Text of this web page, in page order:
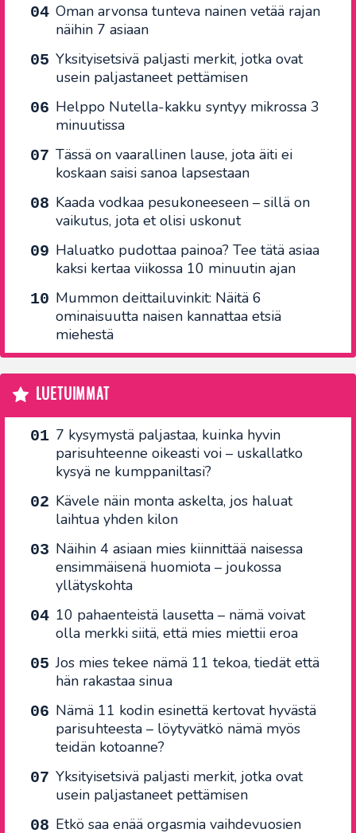
Oman arvonsa tunteva nainen vetää rajan
näihin 7 asiaan
Yksityisetsivä paljasti merkit, jotka ovat
usein paljastaneet pettämisen
Helppo Nutella-kakku syntyy mikrossa 3
minuutissa
Tässä on vaarallinen lause, jota äiti ei
koskaan saisi sanoa lapsestaan
Kaada vodkaa pesukoneeseen – sillä on
vaikutus, jota et olisi uskonut
Haluatko pudottaa painoa? Tee tätä asiaa
kaksi kertaa viikossa 10 minuutin ajan
Mummon deittailuvinkit: Näitä 6
ominaisuutta naisen kannattaa etsiä
miehestä
LUETUIMMAT
7 kysymystä paljastaa, kuinka hyvin
parisuhteenne oikeasti voi – uskallatko
kysyä ne kumppaniltasi?
Kävele näin monta askelta, jos haluat
laihtua yhden kilon
Näihin 4 asiaan mies kiinnittää naisessa
ensimmäisenä huomiota – joukossa
yllätyskohta
10 pahaenteistä lausetta – nämä voivat
olla merkki siitä, että mies miettii eroa
Jos mies tekee nämä 11 tekoa, tiedät että
hän rakastaa sinua
Nämä 11 kodin esinettä kertovat hyvästä
parisuhteesta – löytyvätkö nämä myös
teidän kotoanne?
Yksityisetsivä paljasti merkit, jotka ovat
usein paljastaneet pettämisen
Etkö saa enää orgasmia vaihdevuosien